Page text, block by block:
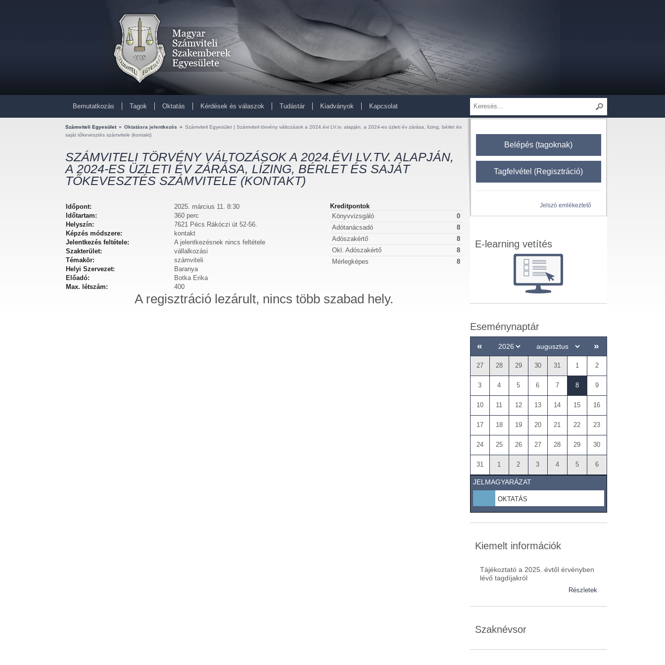
Bemutatkozás Tagok Oktatás Kérdések és válaszok Tudástár Kiadványok Kapcsolat
Számviteli Egyesület » Oktatásra jelentkezés » Számviteli Egyesület | Számviteli törvény változások a 2024.évi LV.tv. alapján, a 2024-es üzleti év zárása, lízing, bérlet és
saját tőkevesztés számvitele (kontakt)
SZÁMVITELI TÖRVÉNY VÁLTOZÁSOK A 2024.ÉVI LV.TV. ALAPJÁN,
A 2024-ES ÜZLETI ÉV ZÁRÁSA, LÍZING, BÉRLET ÉS SAJÁT
TŐKEVESZTÉS SZÁMVITELE (KONTAKT)
Időpont:
2025. március 11. 8:30
Időtartam:
360 perc
Helyszín:
7621 Pécs Rákóczi út 52-56.
Képzés módszere:
kontakt
Jelentkezés feltétele:
A jelentkezésnek nincs feltétele
Szakterület:
vállalkozási
Témakör:
számviteli
Helyi Szervezet:
Baranya
Előadó:
Botka Erika
Max. létszám:
400
Kreditpontok
Könyvvizsgáló
0
Adótanácsadó
8
Adószakértő
8
Okl. Adószakértő
8
Mérlegképes
8
A regisztráció lezárult, nincs több szabad hely.
Belépés (tagoknak)
Tagfelvétel (Regisztráció)
Jelszó emlékeztető
E-learning vetítés
Eseménynaptár
« »
27 28 29 30 31 1 2
3 4 5 6 7 8 9
10 11 12 13 14 15 16
17 18 19 20 21 22 23
24 25 26 27 28 29 30
31 1 2 3 4 5 6
JELMAGYARÁZAT
OKTATÁS
Kiemelt információk
Tájékoztató a 2025. évtől érvényben
lévő tagdíjakról
Részletek
Szaknévsor